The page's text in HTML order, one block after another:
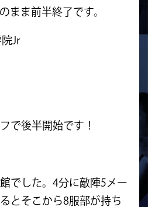
まま前半終了です。
Jr
で後半開始です！
でした。4分に敵陣5メー
るとそこから8服部が持ち